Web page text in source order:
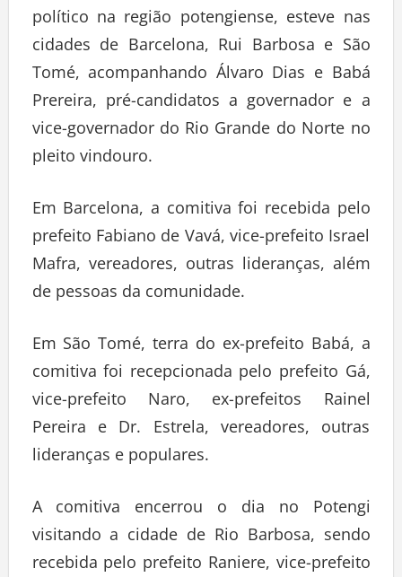
político na região potengiense, esteve nas
cidades de Barcelona, Rui Barbosa e São
Tomé, acompanhando Álvaro Dias e Babá
Prereira, pré-candidatos a governador e a
vice-governador do Rio Grande do Norte no
pleito vindouro.
Em Barcelona, a comitiva foi recebida pelo
prefeito Fabiano de Vavá, vice-prefeito Israel
Mafra, vereadores, outras lideranças, além
de pessoas da comunidade.
Em São Tomé, terra do ex-prefeito Babá, a
comitiva foi recepcionada pelo prefeito Gá,
vice-prefeito Naro, ex-prefeitos Rainel
Pereira e Dr. Estrela, vereadores, outras
lideranças e populares.
A comitiva encerrou o dia no Potengi
visitando a cidade de Rio Barbosa, sendo
recebida pelo prefeito Raniere, vice-prefeito